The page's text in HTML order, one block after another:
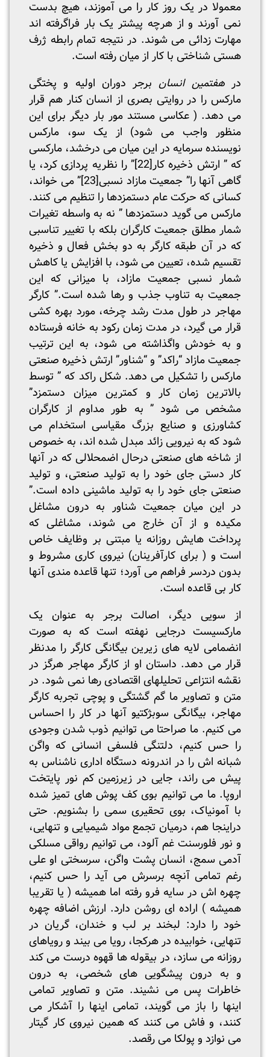
معمولا در یک روز کار را می آموزند، هیچ بدست
نمی آورند و از هرچه پیشتر یک بار فراگرفته اند
مهارت زدائی می شوند. در نتیجه تمام رابطه ژرف
هستی شناختی با کار از میان رفته است.
درهفتمین انسانبرجر دوران اولیه و پختگی
مارکس را در روایتی بصری از انسان کنار هم قرار
می دهد. ( عکاسی مستند مور بار دیگر برای این
منظور واجب می شود) از یک سو، مارکس
نویسنده سرمایه در این میان می درخشد، مارکسی
که ” ارتش ذخیره کار[22]
” را نظریه پردازی کرد، یا
گاهی آنها را” جمعیت مازاد نسبی[23]
” می خواند،
کسانی که حرکت عام دستمزدها را تنظیم می کنند.
مارکس می گوید دستمزدها ” نه به واسطه تغیرات
شمار مطلق جمعیت کارگران بلکه با تغییر تناسبی
که در آن طبقه کارگر به دو بخش فعال و ذخیره
تقسیم شده، تعیین می شود، با افزایش یا کاهش
شمار نسبی جمعیت مازاد، با میزانی که این
جمعیت به تناوب جذب و رها شده است.” کارگر
مهاجر در طول مدت رشد چرخه، مورد بهره کشی
قرار می گیرد، در مدت زمان رکود به خانه فرستاده
و به خودش واگذاشته می شود، به این ترتیب
جمعیت مازاد “راکد” و “شناور” ارتش ذخیره صنعتی
مارکس را تشکیل می دهد. شکل راکد که ” توسط
بالاترین زمان کار و کمترین میزان دستمزد”
مشخص می شود ” به طور مداوم از کارگران
کشاورزی و صنایع بزرگ مقیاسی استخدام می
شود که به نیرویی زائد مبدل شده اند، به خصوص
از شاخه های صنعتی درحال اضمحلالی که در آنها
کار دستی جای خود را به تولید صنعتی، و تولید
صنعتی جای خود را به تولید ماشینی داده است.”
در این میان جمعیت شناور به درون مشاغل
مکیده و از آن خارج می شوند، مشاغلی که
پرداخت هایش روزانه یا مبتنی بر وظایف خاص
است و ( برای کارآفرینان) نیروی کاری مشروط و
بدون دردسر فراهم می آورد؛ تنها قاعده مندی آنها
کار بی قاعده است.
از سویی دیگر، اصالت برجر به عنوان یک
مارکسیست درجایی نهفته است که به صورت
انضمامی لایه های زیرین بیگانگی کارگر را مدنظر
قرار می دهد. داستان او از کارگر مهاجر هرگز در
نقشه انتزاعی تحلیلهای اقتصادی رها نمی شود. در
متن و تصاویر ما گم گشتگی و پوچی تجربه کارگر
مهاجر، بیگانگی سوبژکتیو آنها در کار را احساس
می کنیم. ما صراحتا می توانیم ذوب شدن وجودی
را حس کنیم، دلتنگی فلسفی انسانی که واگن
شبانه اش را در اندرونه دستگاه اداری ناشناس به
پیش می راند، جایی در زیرزمین کم نور پایتخت
اروپا. ما می توانیم بوی کف پوش های تمیز شده
با آمونیاک، بوی تحقیری سمی را بشنویم. حتی
دراینجا هم، درمیان تجمع مواد شیمیایی و تنهایی،
و نور فلورسنت غم آلود، می توانیم رواقی مسلکی
آدمی سمج، انسان پشت واگن، سرسختی او علی
رغم تمامی آنچه برسرش می آید را حس کنیم،
چهره اش در سایه فرو رفته اما همیشه ( یا تقریبا
همیشه ) اراده ای روشن دارد. ارزش اضافه چهره
خود را دارد: لبخند بر لب و خندان، گریان در
تنهایی، خوابیده در هرکجا، رویا می بیند و رویاهای
روزانه می سازد، در بیقوله ها قهوه درست می کند
و به درون پیشگویی های شخصی، به درون
خاطرات پس می نشیند. متن و تصاویر تمامی
اینها را باز می گویند، تمامی اینها را آشکار می
کنند، و فاش می کنند که همین نیروی کار گیتار
می نوازد و پولکا می رقصد.